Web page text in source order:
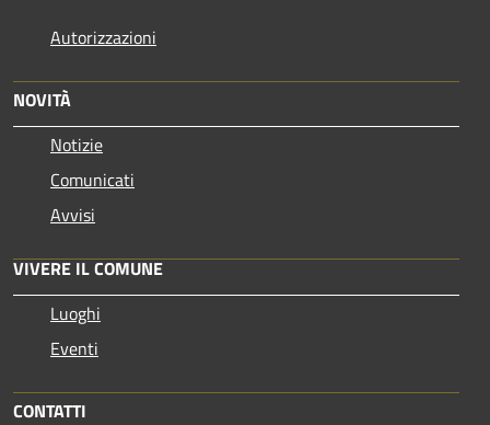
Autorizzazioni
NOVITÀ
Notizie
Comunicati
Avvisi
VIVERE IL COMUNE
Luoghi
Eventi
CONTATTI